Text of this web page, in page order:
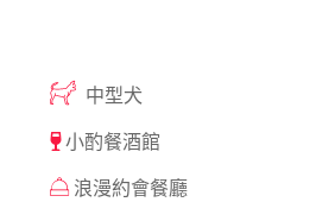
中型犬
小酌餐酒館
浪漫約會餐廳